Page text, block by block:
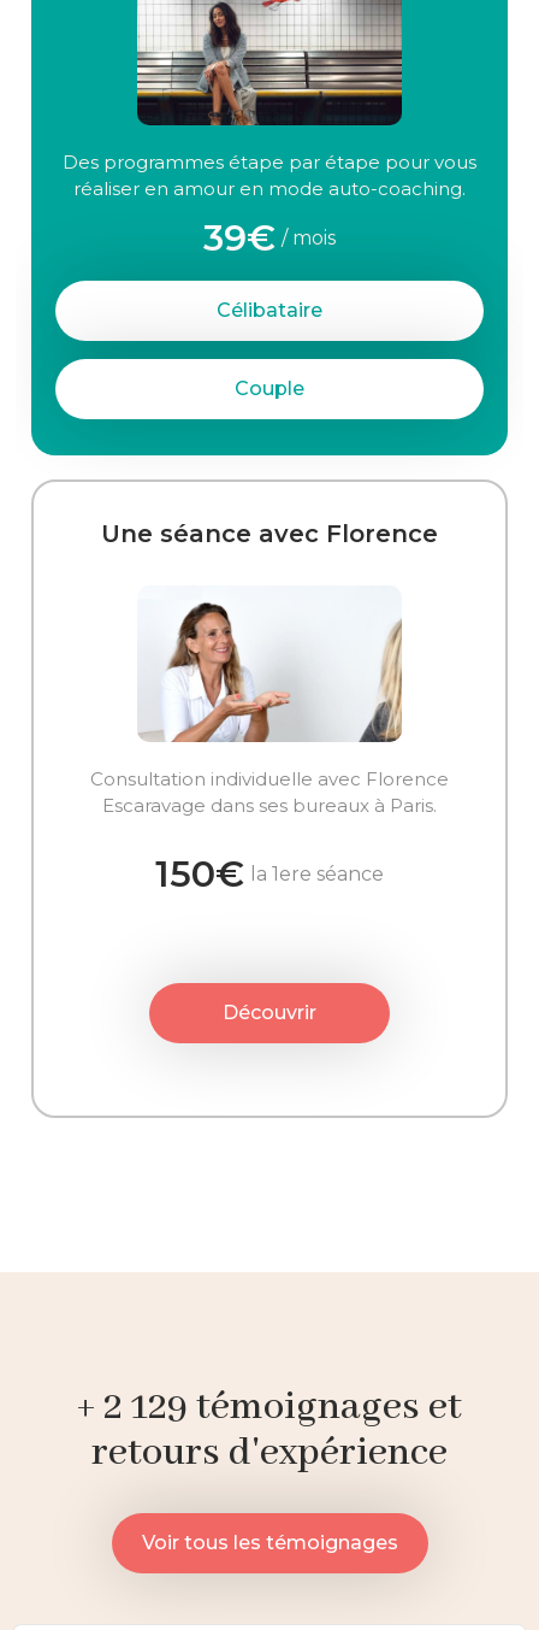
Des programmes étape par étape pour vous
réaliser en amour en mode auto-coaching.
39€ / mois
Célibataire
Couple
Une séance avec Florence
Consultation individuelle avec Florence
Escaravage dans ses bureaux à Paris.
150€ la 1ere séance
Découvrir
+ 2 129 témoignages et
retours d'expérience
Voir tous les témoignages